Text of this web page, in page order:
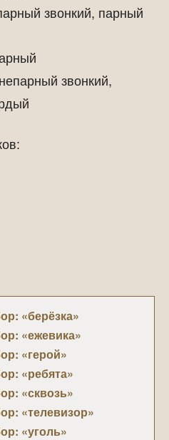
звонкий, парный
звонкий,
«берёзка»
«ежевика»
«герой»
«ребята»
«сквозь»
«телевизор»
«уголь»